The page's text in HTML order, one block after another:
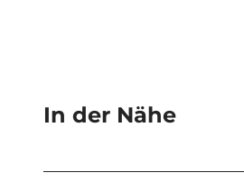
In der Nähe